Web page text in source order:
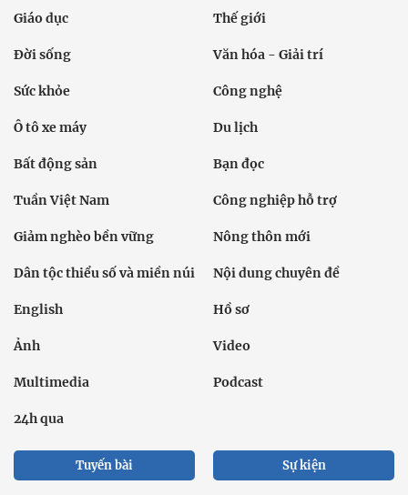
Giáo dục Thế giới
Đời sống Văn hóa - Giải trí
Sức khỏe Công nghệ
Ô tô xe máy Du lịch
Bất động sản Bạn đọc
Tuần Việt Nam Công nghiệp hỗ trợ
Giảm nghèo bền vững Nông thôn mới
Dân tộc thiểu số và miền núi Nội dung chuyên đề
English Hồ sơ
Ảnh Video
Multimedia Podcast
24h qua
Tuyến bài Sự kiện